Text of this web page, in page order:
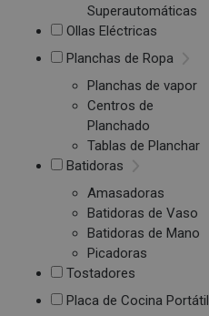
Superautomáticas
Ollas Eléctricas
Planchas de Ropa
Planchas de vapor
Centros de
Planchado
Tablas de Planchar
Batidoras
Amasadoras
Batidoras de Vaso
Batidoras de Mano
Picadoras
Tostadores
Placa de Cocina Portátil